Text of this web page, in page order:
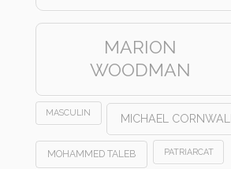
MARION
WOODMAN
MASCULIN MICHAEL CORNWALL
MOHAMMED TALEB PATRIARCAT